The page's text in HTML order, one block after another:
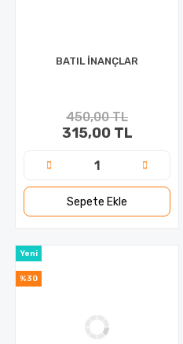
BATIL İNANÇLAR
450,00 TL
315,00 TL
Sepete Ekle
%30
Yeni